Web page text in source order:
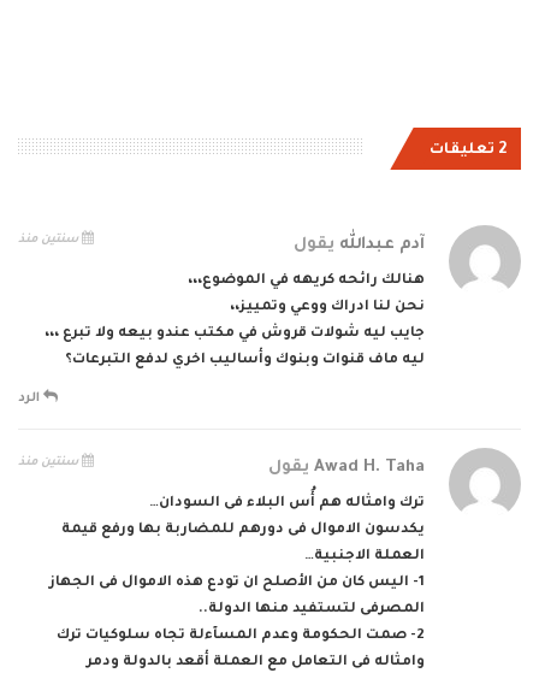
2 تعليقات
آدم عبدالله يقول سنتين منذ
هنالك رائحه كريهه في الموضوع،،،
نحن لنا ادراك ووعي وتمييز،،
جايب ليه شولات قروش في مكتب عندو بيعه ولا تبرع ،،،
ليه ماف قنوات وبنوك وأساليب اخري لدفع التبرعات؟
الرد
Awad H. Taha يقول سنتين منذ
ترك وامثاله هم أُس البلاء فى السودان…
يكدسون الاموال فى دورهم للمضاربة بها ورفع قيمة
العملة الاجنبية…
1- اليس كان من الأصلح ان تودع هذه الاموال فى الجهاز
المصرفى لتستفيد منها الدولة..
2- صمت الحكومة وعدم المسآءلة تجاه سلوكيات ترك
وامثاله فى التعامل مع العملة أقعد بالدولة ودمر